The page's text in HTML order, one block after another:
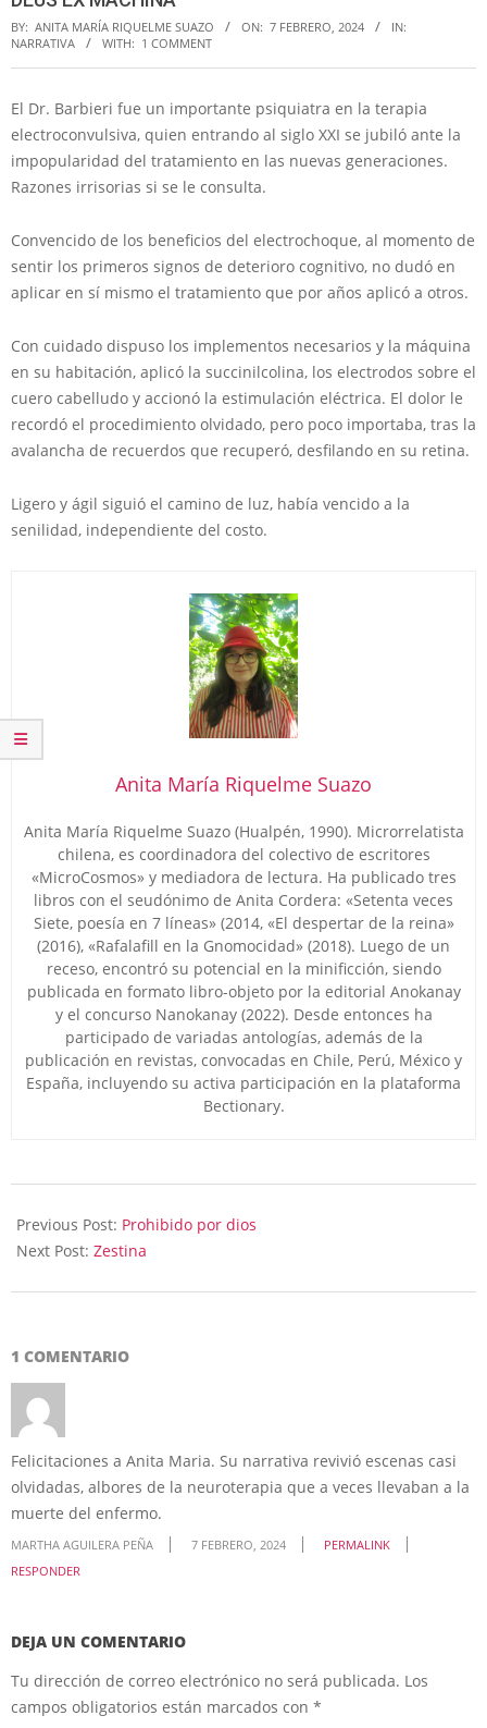
BY: ANITA MARÍA RIQUELME SUAZO ON: 7 FEBRERO, 2024
IN:
NARRATIVA
WITH: 1 COMMENT
El Dr. Barbieri fue un importante psiquiatra en la terapia
electroconvulsiva, quien entrando al siglo XXI se jubiló ante la
impopularidad del tratamiento en las nuevas generaciones.
Razones irrisorias si se le consulta.
Convencido de los beneficios del electrochoque, al momento de
sentir los primeros signos de deterioro cognitivo, no dudó en
aplicar en sí mismo el tratamiento que por años aplicó a otros.
Con cuidado dispuso los implementos necesarios y la máquina
en su habitación, aplicó la succinilcolina, los electrodos sobre el
cuero cabelludo y accionó la estimulación eléctrica. El dolor le
recordó el procedimiento olvidado, pero poco importaba, tras la
avalancha de recuerdos que recuperó, desfilando en su retina.
Ligero y ágil siguió el camino de luz, había vencido a la
senilidad, independiente del costo.
Anita María Riquelme Suazo
Anita María Riquelme Suazo (Hualpén, 1990). Microrrelatista
chilena, es coordinadora del colectivo de escritores
«MicroCosmos» y mediadora de lectura. Ha publicado tres
libros con el seudónimo de Anita Cordera: «Setenta veces
Siete, poesía en 7 líneas» (2014, «El despertar de la reina»
(2016), «Rafalafill en la Gnomocidad» (2018). Luego de un
receso, encontró su potencial en la minificción, siendo
publicada en formato libro-objeto por la editorial Anokanay
y el concurso Nanokanay (2022). Desde entonces ha
participado de variadas antologías, además de la
publicación en revistas, convocadas en Chile, Perú, México y
España, incluyendo su activa participación en la plataforma
Bectionary.
02-
07
Previous Post: Prohibido por dios
Next Post: Zestina
1 COMENTARIO
Felicitaciones a Anita Maria. Su narrativa revivió escenas casi
olvidadas, albores de la neuroterapia que a veces llevaban a la
muerte del enfermo.
MARTHA AGUILERA PEÑA 7 FEBRERO, 2024
PERMALINK
RESPONDER
DEJA UN COMENTARIO
Tu dirección de correo electrónico no será publicada. Los
campos obligatorios están marcados con *